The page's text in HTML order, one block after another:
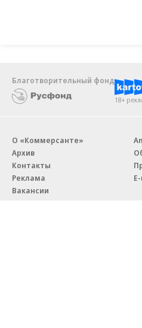
Новости компаний
07.08.2026
возведен в полную высоту